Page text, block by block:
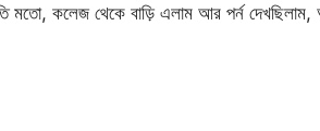
মতো, কলেজ থেকে বাড়ি এলাম আর পর্ন